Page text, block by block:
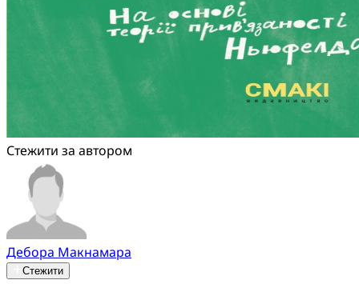
Стежити за автором
Дебора Макнамара
Стежити